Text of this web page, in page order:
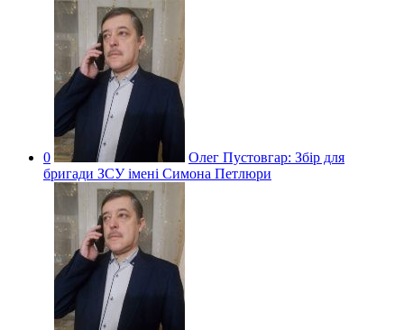
0 Олег Пустовгар: Збір для
бригади ЗСУ імені Симона Петлюри